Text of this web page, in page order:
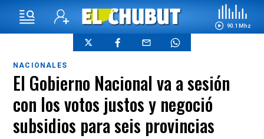
90.1 Mhz
NACIONALES
El Gobierno Nacional va a sesión
con los votos justos y negoció
subsidios para seis provincias